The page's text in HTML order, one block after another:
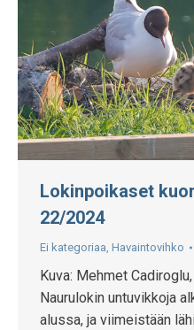
Lokinpoikaset
22/2024
Ei kategoriaa, Havaintovihko
Kuva: Mehmet
Naurulokin untuvikkoja
alussa, ja viimeistään